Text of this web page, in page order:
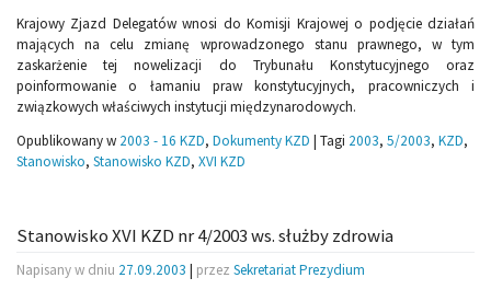
Krajowy Zjazd Delegatów wnosi do Komisji Krajowej o podjęcie działań
mających na celu zmianę wprowadzonego stanu prawnego, w tym
zaskarżenie tej nowelizacji do Trybunału Konstytucyjnego oraz
poinformowanie o łamaniu praw konstytucyjnych, pracowniczych i
związkowych właściwych instytucji międzynarodowych.
Opublikowany w 2003 - 16 KZD, Dokumenty KZD | Tagi 2003, 5/2003, KZD,
Stanowisko, Stanowisko KZD, XVI KZD
Stanowisko XVI KZD nr 4/2003 ws. służby zdrowia
Napisany w dniu 27.09.2003 | przez Sekretariat Prezydium